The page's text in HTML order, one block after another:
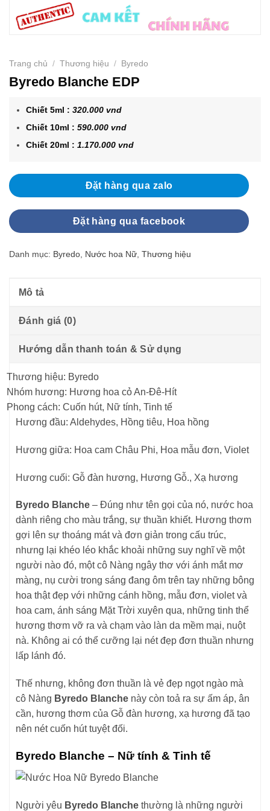
Trang chủ / Thương hiệu / Byredo
Byredo Blanche EDP
Chiết 5ml :320.000 vnd
Chiết 10ml :590.000 vnd
Chiết 20ml :1.170.000 vnd
Đặt hàng qua zalo
Đặt hàng qua facebook
Danh mục: Byredo Nước hoa Nữ Thương hiệu
Mô tả
Đánh giá (0)
Hướng dẫn thanh toán & Sử dụng
Thương hiệu: Byredo
Nhóm hương: Hương hoa cỏ An-Đê-Hít
Phong cách: Cuốn hút, Nữ tính, Tinh tế
Hương đầu: Aldehydes, Hồng tiêu, Hoa hồng
Hương giữa: Hoa cam Châu Phi, Hoa mẫu đơn, Violet
Hương cuối: Gỗ đàn hương, Hương Gỗ., Xạ hương
Byredo Blanche – Đúng như tên gọi của nó, nước hoa
dành riêng cho màu trắng, sự thuần khiết. Hương thơm
gợi lên sự thoáng mát và đơn giản trong cấu trúc,
nhưng lại khéo léo khắc khoải những suy nghĩ về một
người nào đó, một cô Nàng ngây thơ với ánh mắt mơ
màng, nụ cười trong sáng đang ôm trên tay những bông
hoa thật đẹp với những cánh hồng, mẫu đơn, violet và
hoa cam, ánh sáng Mặt Trời xuyên qua, những tinh thể
hương thơm vỡ ra và chạm vào làn da mềm mại, nuột
nà. Không ai có thể cưỡng lại nét đẹp đơn thuần nhưng
lấp lánh đó.
Thế nhưng, không đơn thuần là vẻ đẹp ngọt ngào mà
cô Nàng Byredo Blanche này còn toả ra sự ấm áp, ân
cần, hương thơm của Gỗ đàn hương, xạ hương đã tạo
nên nét cuốn hút tuyệt đối.
Byredo Blanche – Nữ tính & Tinh tế
Người yêu Byredo Blanche thường là những người